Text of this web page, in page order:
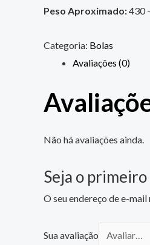
Peso Aproximado:430
Categoria: Bolas
Avaliações (0)
Não há avaliações ainda.
Seja o primeiro
O seu endereço de e-
Sua avaliação